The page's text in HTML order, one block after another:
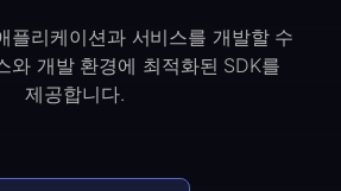
플리케이션과 서비스를 개발할 수
와 개발 환경에 최적화된 SDK를
제공합니다.